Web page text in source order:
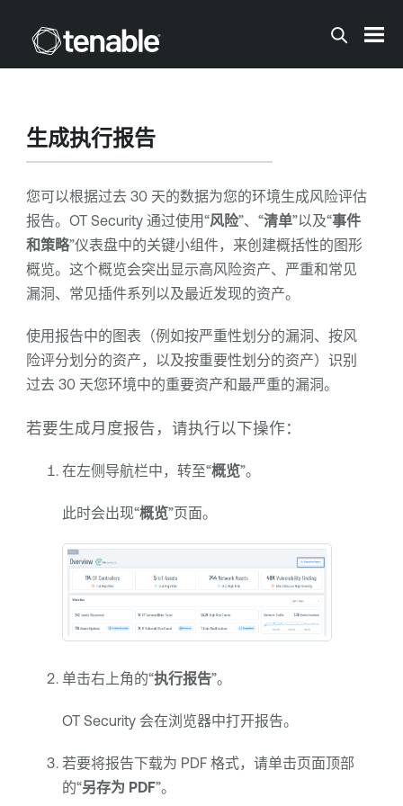
生成执行报告
您可以根据过去 30 天的数据为您的环境生成风险评估
报告。 OT Security通过使用“风险”、“清单”以及“事件
和策略”仪表盘中的关键小组件，来创建概括性的图形
概览。这个概览会突出显示高风险资产、严重和常见
漏洞、常见插件系列以及最近发现的资产。
使用报告中的图表（例如按严重性划分的漏洞、按风
险评分划分的资产，以及按重要性划分的资产）识别
过去 30 天您环境中的重要资产和最严重的漏洞。
若要生成月度报告，请执行以下操作：
在左侧导航栏中，转至“概览”。
此时会出现“概览”页面。
单击右上角的“执行报告”。
OT Security会在浏览器中打开报告。
若要将报告下载为 PDF 格式，请单击页面顶部
的“另存为 PDF”。